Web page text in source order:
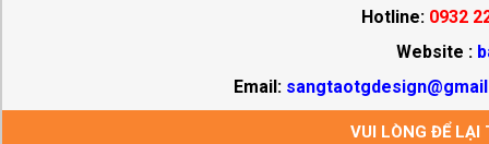
Hotline: 0932
Website :
Email:
VUI LÒNG ĐỂ LẠI